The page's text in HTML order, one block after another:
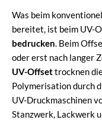
Was beim
bereitet, ist beim UV-
bedrucken. Beim
oder erst nach langer
UV-Offsettrocknen
Polymerisation durch
UV-Druckmaschinen
Stanzwerk, Lackwerk